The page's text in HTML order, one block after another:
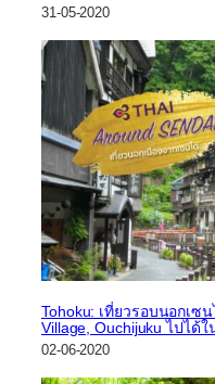
31-05-2020
Tohoku: เที่ยวรอบนอกเซ
Village, Ouchijuku ไปได้ใ
02-06-2020